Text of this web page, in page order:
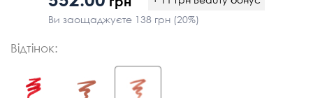
Ви заощаджуєте 138 грн (20%)
Відтінок: